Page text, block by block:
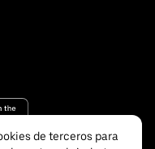
de terceros para